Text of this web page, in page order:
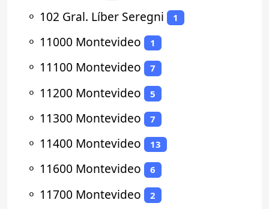
⚬ 102 Gral. Líber Seregni 1
⚬ 11000 Montevideo 1
⚬ 11100 Montevideo 7
⚬ 11200 Montevideo 5
⚬ 11300 Montevideo 7
⚬ 11400 Montevideo 13
⚬ 11600 Montevideo 6
⚬ 11700 Montevideo 2